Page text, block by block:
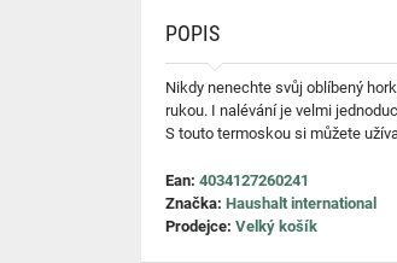
POPIS
Nikdy nenechte svůj oblíbený
rukou. I nalévání je velmi
S touto termoskou si můžete
Ean: 4034127260241
Značka: Haushalt international
Prodejce: Velký košík